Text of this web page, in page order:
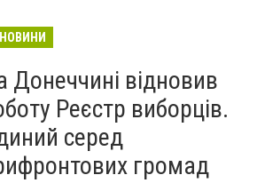
Від тих, хто зберігає історію
залишили послання
окупантам, - ФОТО
Донеччині відновив
Реєстр виборців.
серед
громад